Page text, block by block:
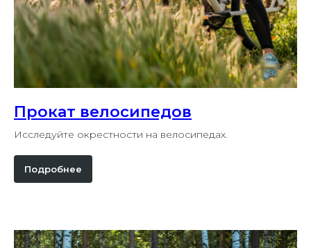
Прокат велосипедов
Исследуйте окрестности на велосипедах.
Подробнее